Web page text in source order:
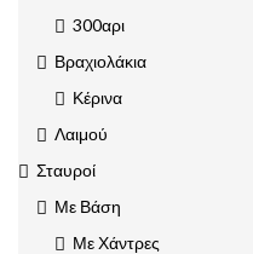
300αρι
Βραχιολάκια
Κέρινα
Λαιμού
Σταυροί
Με Βάση
Με Χάντρες